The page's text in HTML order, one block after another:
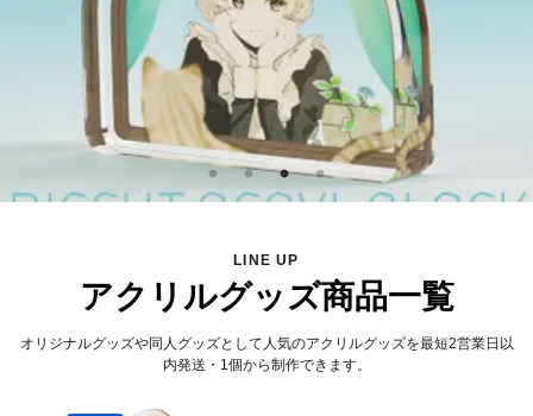
LINE UP
アクリルグッズ商品一覧
オリジナルグッズや同人グッズとして人気のアクリルグッズを最短2営業日以
内発送・1個から制作できます。